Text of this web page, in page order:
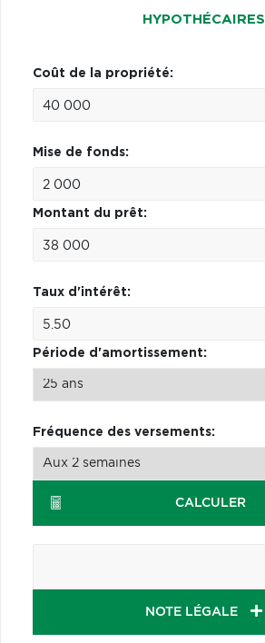
HYPOTHÉCAIRES
Coût de la propriété:
Mise de fonds:
Montant du prêt:
Taux d'intérêt:
Période d'amortissement:
Fréquence des versements:
CALCULER
NOTE LÉGALE